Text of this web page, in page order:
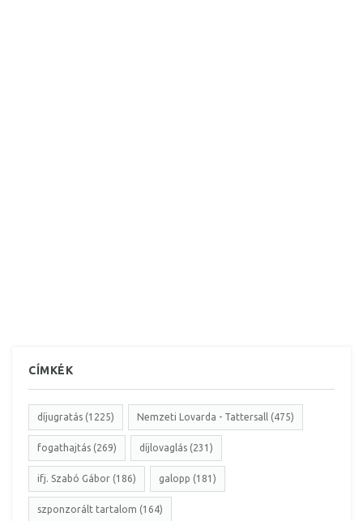
CÍMKÉK
díjugratás (1225) Nemzeti Lovarda - Tattersall (475)
fogathajtás (269) díjlovaglás (231)
ifj. Szabó Gábor (186) galopp (181)
szponzorált tartalom (164)